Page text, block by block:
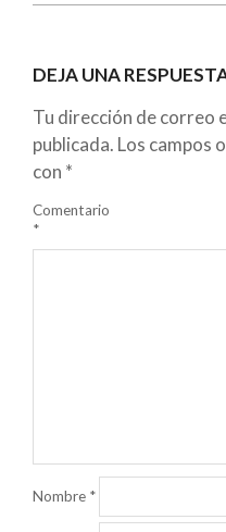
DEJA UNA
Tu dirección de correo
publicada. Los campos
con *
Comentario
*
Nombre *